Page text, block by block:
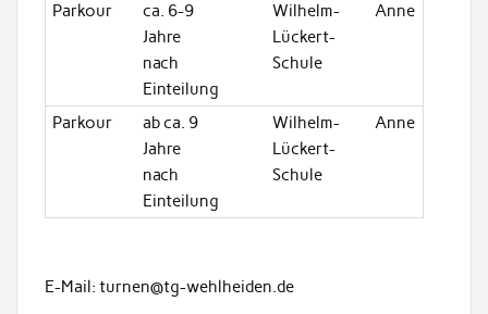
Parkour
ca. 6-9
Jahre
nach
Einteilung
Wilhelm-
Lückert-
Schule
Anne
Parkour
ab ca. 9
Jahre
nach
Einteilung
Wilhelm-
Lückert-
Schule
Anne
E-Mail: turnen@tg-wehlheiden.de